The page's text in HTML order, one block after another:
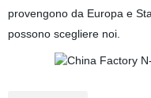
provengono da Europa e
possono scegliere noi.